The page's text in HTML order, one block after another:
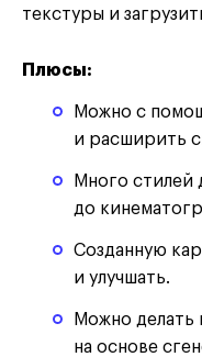
текстуры и
Плюсы:
Можно с
и расширить
Много стилей
до
Созданную
и улучшать.
Можно делать
на основе